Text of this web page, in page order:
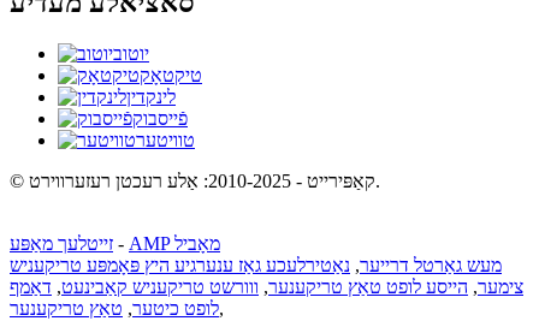
יוטוב
טיקטאָק
לינקדין
פֿייסבוק
טוויטער
© קאַפּירייט - 2010-2025: אַלע רעכטן רעזערווירט.
זייטלעך מאַפּע -
AMP מאָביל
מעש גאַרטל דרייער, נאַטירלעכע גאַז ענערגיע היץ פּאָמפּע טריקעניש
צימער, הייסע לופט טאַץ טריקענער, ווורשט טריקעניש קאַבינעט, דאַמף
לופט כיטער, טאַץ טריקענער ,